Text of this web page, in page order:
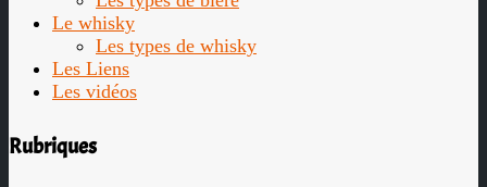
Le whisky
Les types de whisky
Les Liens
Les vidéos
Rubriques